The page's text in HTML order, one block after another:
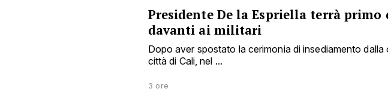
Presidente De la Espriella terrà primo
davanti ai militari
Dopo aver spostato la cerimonia di insediamento
città di Cali, nel ...
3 ore